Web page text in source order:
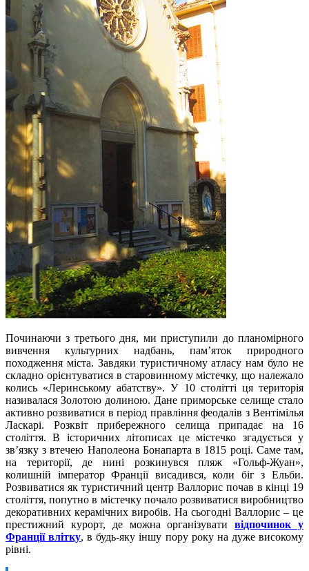
Починаючи з третього дня, ми приступили до планомірного
вивчення культурних надбань, пам’яток природного
походження міста. Завдяки туристичному атласу нам було не
складно орієнтуватися в старовинному містечку, що належало
колись «Леринському абатству». У 10 столітті ця територія
називалася Золотою долиною. Дане приморське селище стало
активно розвиватися в період правління феодалів з Вентімілья
Ласкарі. Розквіт прибережного селища припадає на 16
століття. В історичних літописах це містечко згадується у
зв’язку з втечею Наполеона Бонапарта в 1815 році. Саме там,
на території, де нині розкинувся пляж «Гольф-Жуан»,
колишній імператор Франції висадився, коли біг з Ельби.
Розвиватися як туристичний центр Валлорис почав в кінці 19
століття, попутно в містечку почало розвиватися виробництво
декоративних керамічних виробів. На сьогодні Валлорис – це
престижний курорт, де можна організувативідпочинок у
Франції влітку, в будь-яку іншу пору року на дуже високому
рівні.